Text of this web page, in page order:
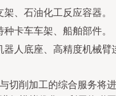
、石油化工反应容器。
卡车车架、船舶部件。
器人底座、高精度机械臂
切削加工的综合服务将进